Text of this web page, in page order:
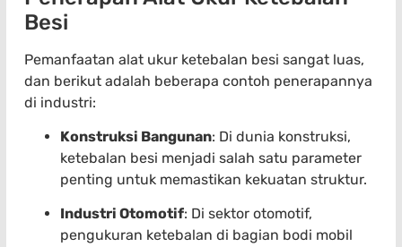
Besi
Pemanfaatan alat ukur ketebalan besi sangat luas,
dan berikut adalah beberapa contoh penerapannya
di industri:
Konstruksi Bangunan: Di dunia konstruksi,
ketebalan besi menjadi salah satu parameter
penting untuk memastikan kekuatan struktur.
Industri Otomotif: Di sektor otomotif,
pengukuran ketebalan di bagian bodi mobil